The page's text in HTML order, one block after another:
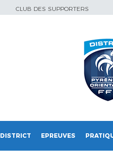
CLUB DES SUPPORTERS
DISTRICT EPREUVES